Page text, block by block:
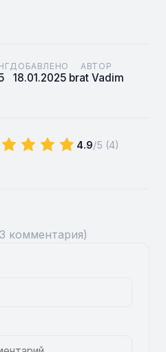
ДОБАВЛЕНО
18.01.2025
АВТОР
brat Vadim
4.9/5 (4)
комментария)